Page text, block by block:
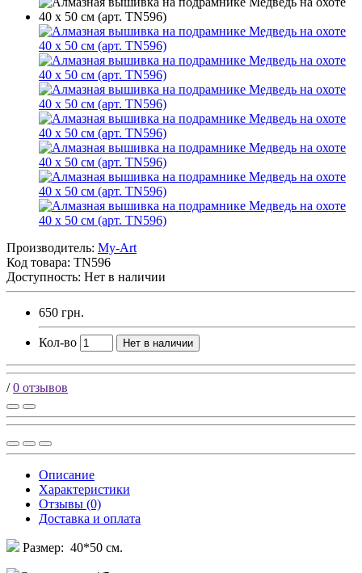
Производитель: My-Art
Код товара: TN596
Доступность: Нет в наличии
650 грн.
Кол-во Нет в наличии
/0 отзывов
Описание
Характеристики
Отзывы (0)
Доставка и оплата
Размер: 40*50 см.